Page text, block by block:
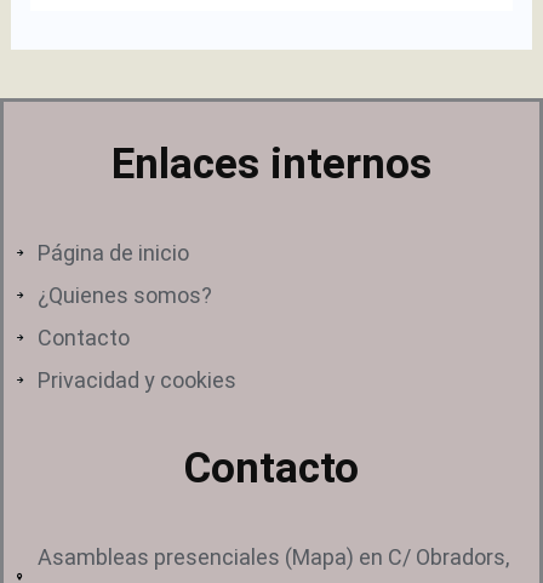
Enlaces internos
Página de inicio
¿Quienes somos?
Contacto
Privacidad y cookies
Contacto
Asambleas presenciales (Mapa) en C/ Obradors,